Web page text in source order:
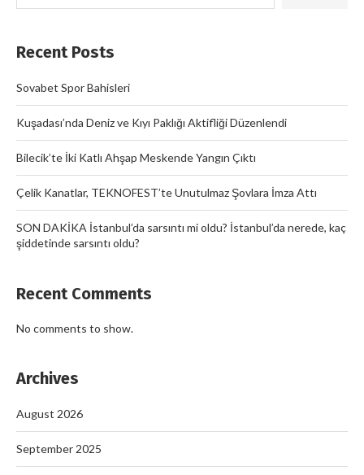
Recent Posts
Sovabet Spor Bahisleri
Kuşadası’nda Deniz ve Kıyı Paklığı Aktifliği Düzenlendi
Bilecik’te İki Katlı Ahşap Meskende Yangın Çıktı
Çelik Kanatlar, TEKNOFEST’te Unutulmaz Şovlara İmza Attı
SON DAKİKA İstanbul’da sarsıntı mi oldu? İstanbul’da nerede, kaç
şiddetinde sarsıntı oldu?
Recent Comments
No comments to show.
Archives
August 2026
September 2025